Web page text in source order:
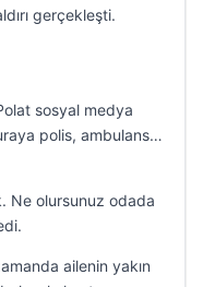
gerçekleşti.
sosyal medya
polis, ambulans…
Ne olursunuz odada
ailenin yakın